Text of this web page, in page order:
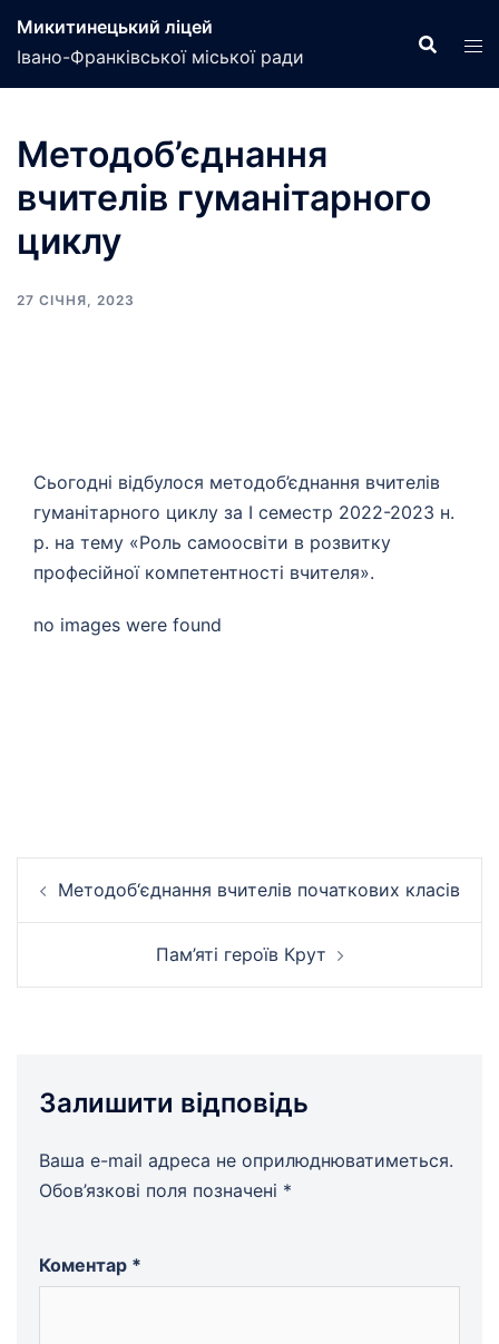
Микитинецький ліцей
Івано-Франківської міської ради
Методоб’єднання
вчителів гуманітарного
циклу
27 СІЧНЯ, 2023
Сьогодні відбулося методоб’єднання вчителів
гуманітарного циклу за І семестр 2022-2023 н.
р. на тему «Роль самоосвіти в розвитку
професійної компетентності вчителя».
no images were found
по
запису
Методоб‘єднання вчителів початкових класів
Пам’яті героїв Крут
Залишити відповідь
Ваша e-mail адреса не оприлюднюватиметься.
Обов’язкові поля позначені *
Коментар *